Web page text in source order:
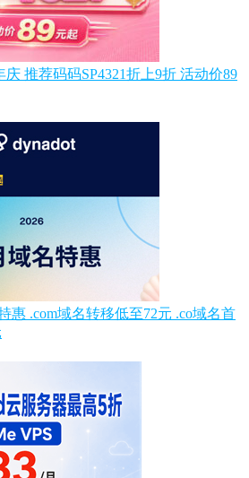
庆 推荐码码SP4321折上9折 活动价89
惠 .com域名转移低至72元 .co域名首